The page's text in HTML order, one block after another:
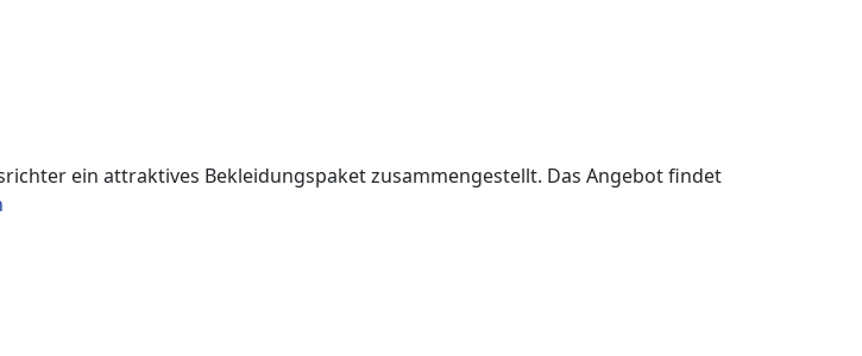
ein attraktives Bekleidungspaket zusammengestellt. Das Angebot findet